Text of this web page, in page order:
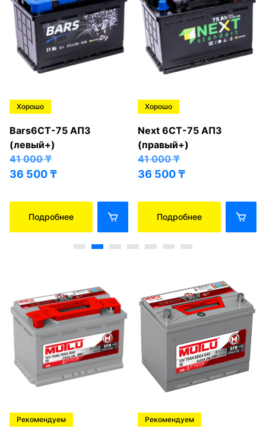
Хорошо
Bars6СТ-75 АПЗ
(левый+)
41 000₸
36 500₸
Подробнее
Хорошо
Next 6СТ-75 АПЗ
(правый+)
41 000₸
36 500₸
Подробнее
Рекомендуем Рекомендуем